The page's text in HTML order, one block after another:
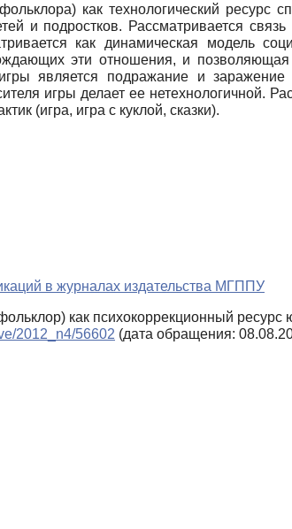
как технологический ресурс
и подростков. Рассматривается
как динамическая модель
эти отношения, и
является подражание и заражение
игры делает ее нетехнологичной.
(игра, игра с куклой, сказки).
в журналах издательства МГППУ
как психокоррекционный ресурс
2012_n4/56602 (дата обращения: